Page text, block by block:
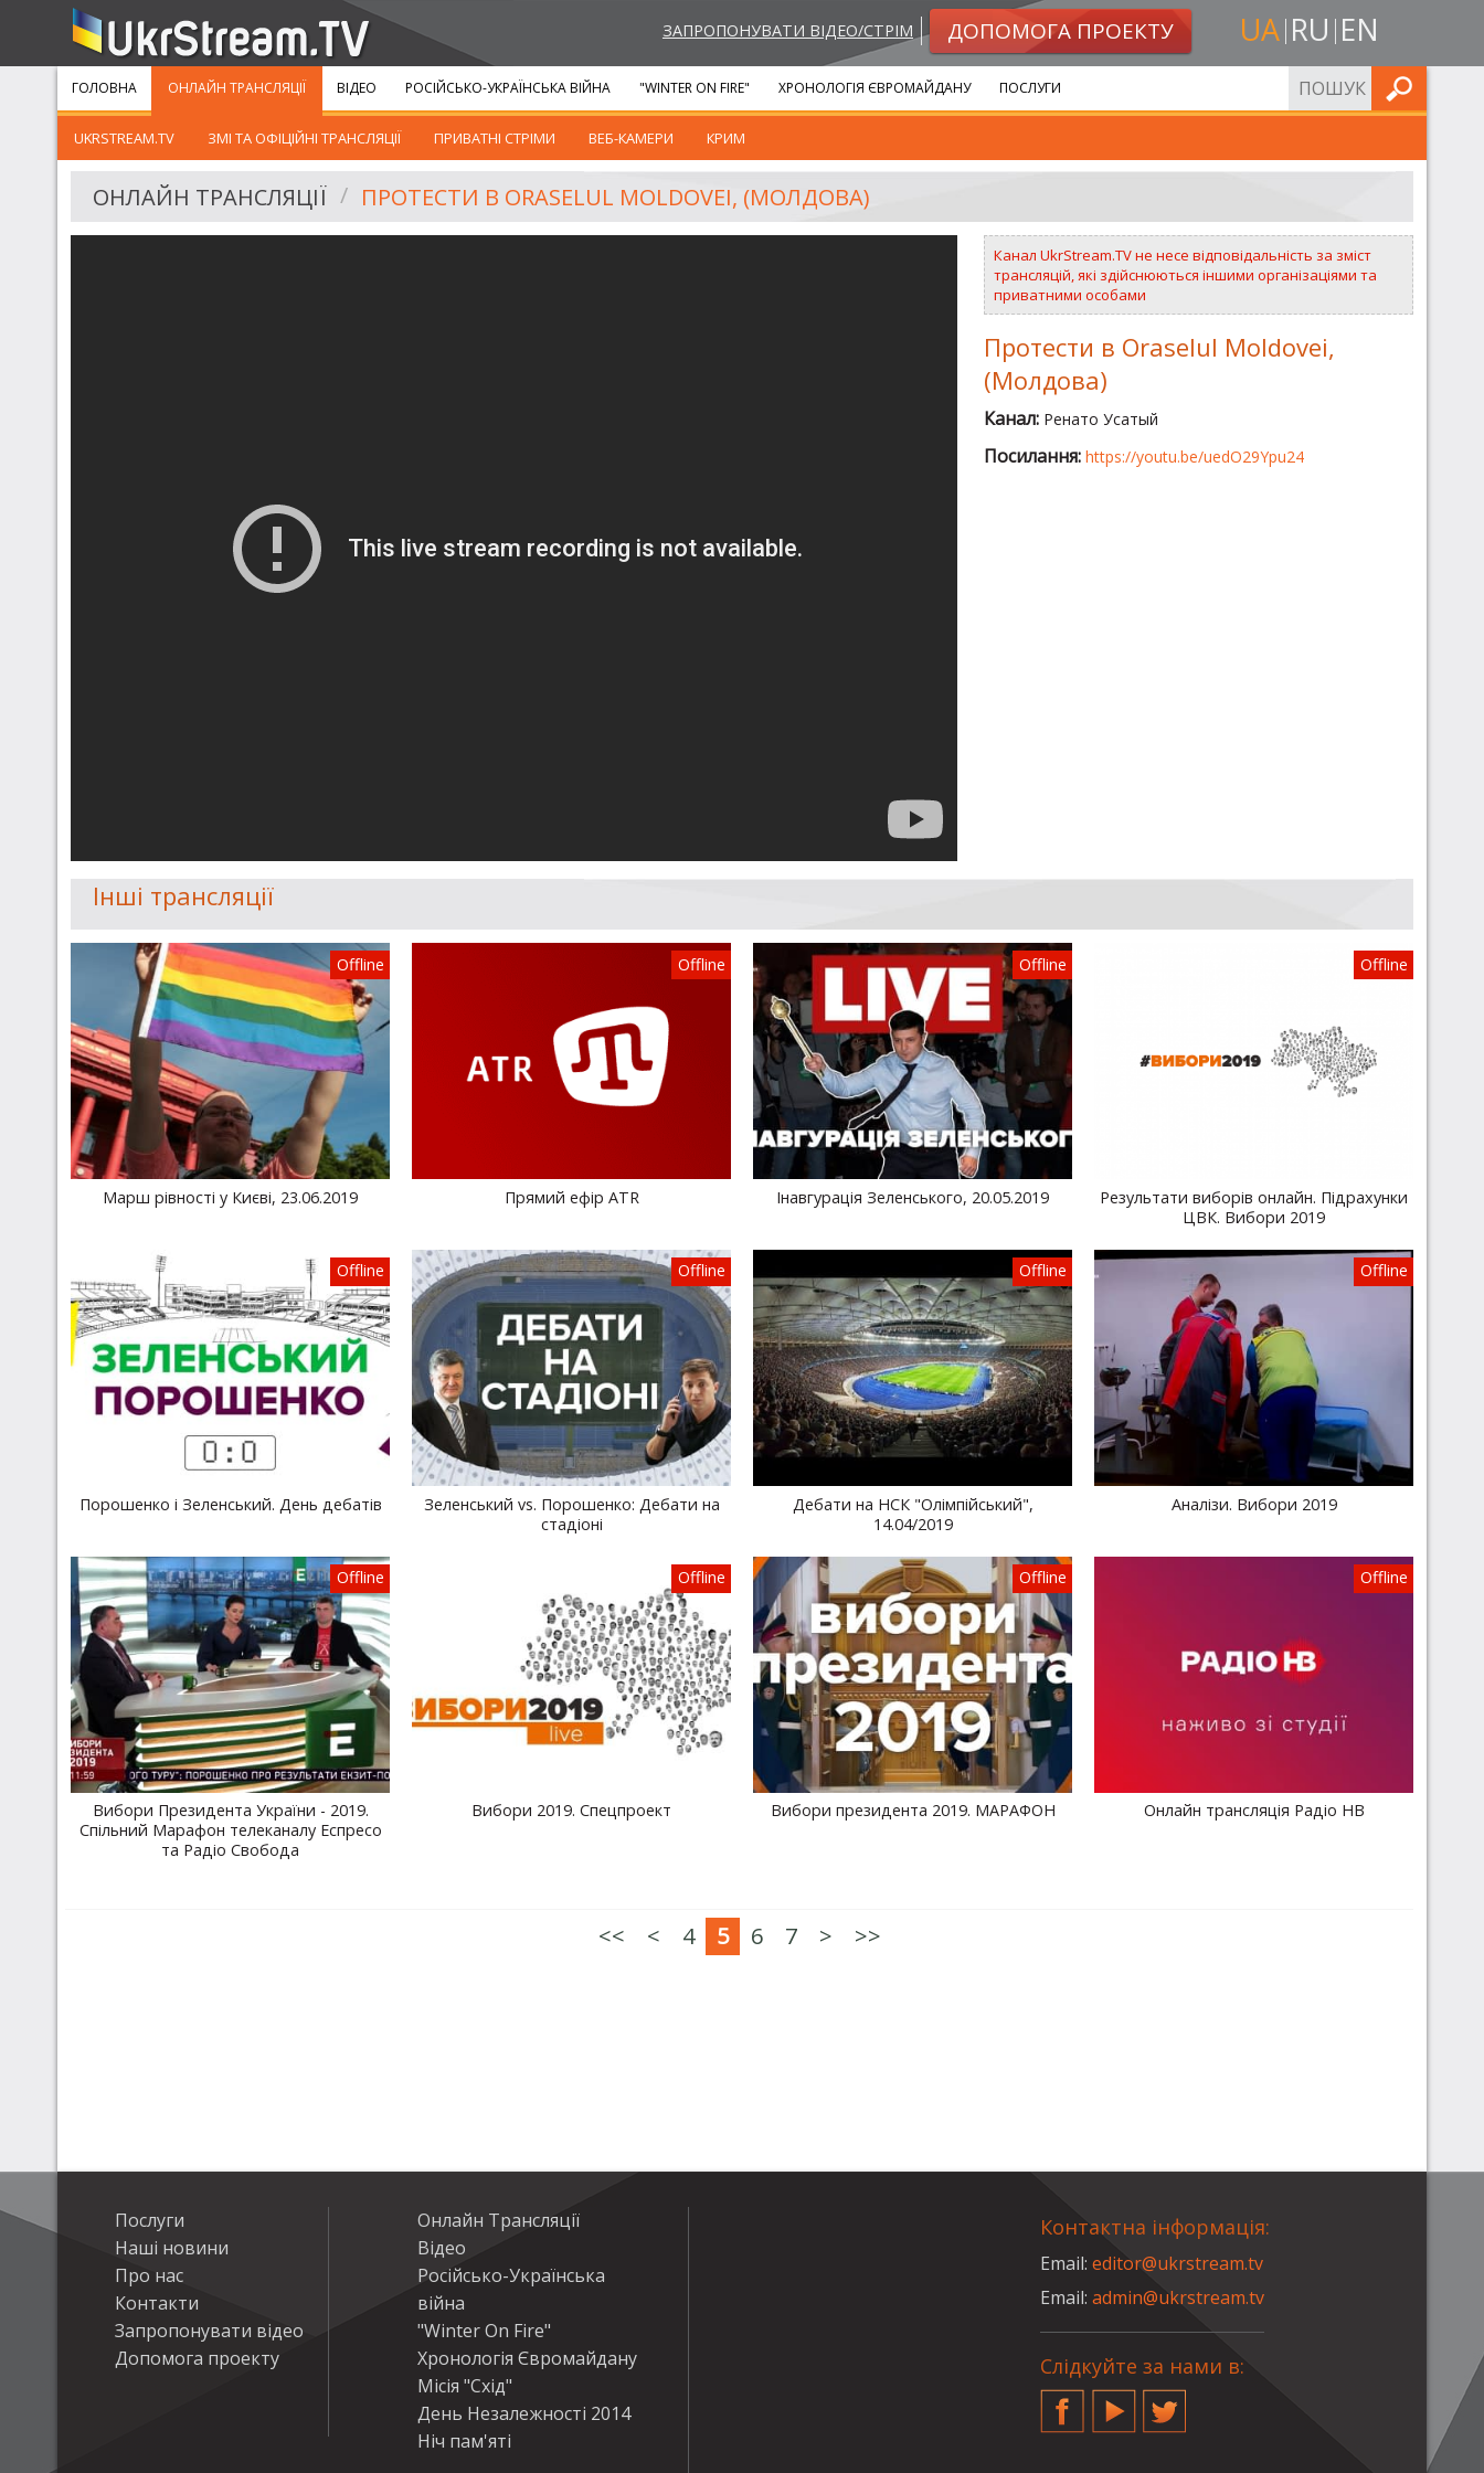
ЗАПРОПОНУВАТИ ВІДЕО/СТРІМ ДОПОМОГА ПРОЕКТУ UA RU EN
ГОЛОВНА ОНЛАЙН ТРАНСЛЯЦІЇ
UKRSTREAM.TV ЗМІ ТА ОФІЦІЙНІ ТРАНСЛЯЦІЇ ПРИВАТНІ СТРІМИ ВЕБ-КАМЕРИ КРИМ
ВІДЕО РОСІЙСЬКО-УКРАЇНСЬКА ВІЙНА "WINTER ON FIRE" ХРОНОЛОГІЯ ЄВРОМАЙДАНУ ПОСЛУГИ ШУКАТИ
ОНЛАЙН ТРАНСЛЯЦІЇ ПРОТЕСТИ В ORASELUL MOLDOVEI, (МОЛДОВА)
Канал UkrStream.TV не несе відповідальність за зміст
трансляцій, які здійснюються іншими організаціями та
приватними особами
Протести в Oraselul Moldovei,
(Молдова)
Канал: Ренато Усатый
Посилання: https://youtu.be/uedO29Ypu24
Інші трансляції
Offline
Марш рівності у Києві, 23.06.2019
Offline
Прямий ефір ATR
Offline
Інавгурація Зеленського, 20.05.2019
Offline
Результати виборів онлайн. Підрахунки
ЦВК. Вибори 2019
Offline
Порошенко і Зеленський. День дебатів
Offline
Зеленський vs. Порошенко: Дебати на
стадіоні
Offline
Дебати на НСК "Олімпійський",
14.04/2019
Offline
Аналізи. Вибори 2019
Offline
Вибори Президента України - 2019.
Спільний Марафон телеканалу Еспресо
та Радіо Свобода
Offline
Вибори 2019. Спецпроект
Offline
Вибори президента 2019. МАРАФОН
Offline
Онлайн трансляція Радіо НВ
<< < 4 5 6 7 > >>
Послуги
Наші новини
Про нас
Контакти
Запропонувати відео
Допомога проекту
Онлайн Трансляції
Відео
Російсько-Українська
війна
"Winter On Fire"
Хронологія Євромайдану
Місія "Схід"
День Незалежності 2014
Ніч пам'яті
Контактна інформація:
Email:editor@ukrstream.tv
Email:admin@ukrstream.tv
Слідкуйте за нами в:
FacebookYouTubeTwitter